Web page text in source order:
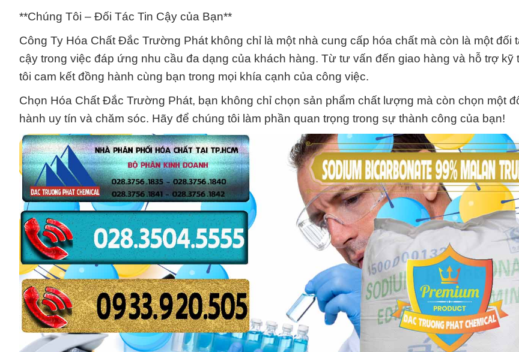
**Chúng Tôi – Đối Tác Tin Cậy của Bạn**
Công Ty Hóa Chất Đắc Trường Phát không chỉ là một nhà cung cấp hóa chất mà còn là một đối
cậy trong việc đáp ứng nhu cầu đa dạng của khách hàng. Từ tư vấn đến giao hàng và hỗ trợ kỹ
tôi cam kết đồng hành cùng bạn trong mọi khía cạnh của công việc.
Chọn Hóa Chất Đắc Trường Phát, bạn không chỉ chọn sản phẩm chất lượng mà còn chọn một
hành uy tín và chăm sóc. Hãy để chúng tôi làm phần quan trọng trong sự thành công của bạn!